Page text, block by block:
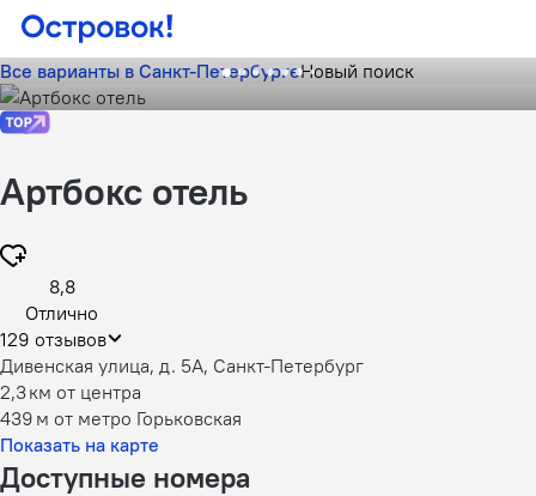
Все варианты в Санкт-ПетербургеНовый поиск
Артбокс отель
8,8
Отлично
129 отзывов
Дивенская улица, д. 5А, Санкт-Петербург
2,3 км от центра
439 м от метро Горьковская
Показать на карте
Доступные номера